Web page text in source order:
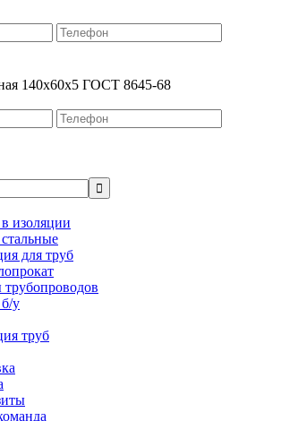
140х60х5 ГОСТ 8645-68
изоляции
для труб
у
труб